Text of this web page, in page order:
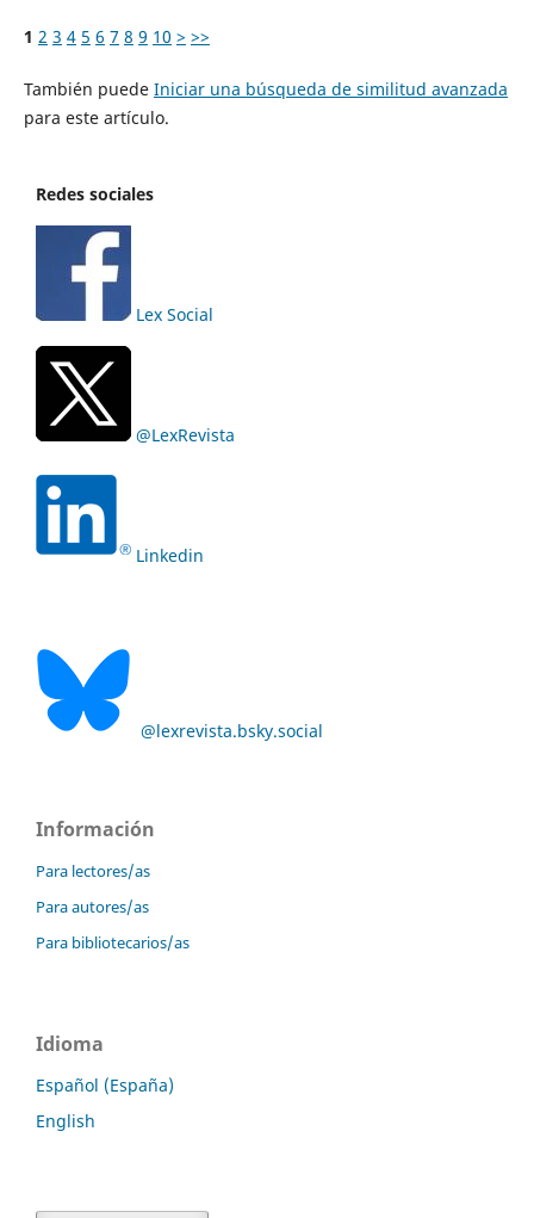
1 2 3 4 5 6 7 8 9 10 > >>
También puede Iniciar una búsqueda de similitud avanzada
para este artículo.
Redes sociales
Lex Social
@LexRevista
Linkedin
@lexrevista.bsky.social
Información
Para lectores/as
Para autores/as
Para bibliotecarios/as
Idioma
Español (España)
English